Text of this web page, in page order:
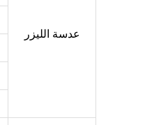
عدسة الليزر